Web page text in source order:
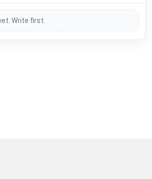
Write first.